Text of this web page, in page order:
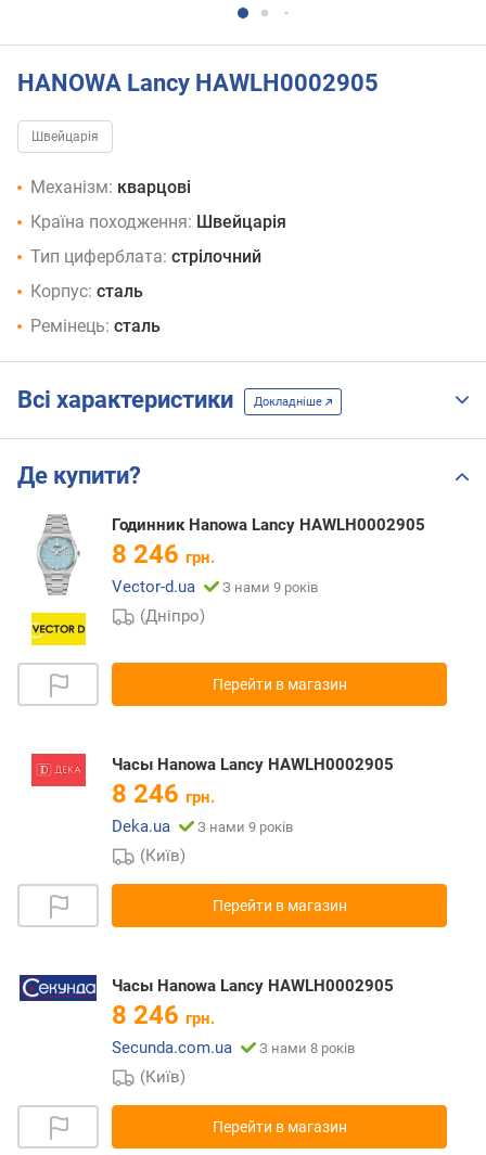
HANOWA Lancy HAWLH0002905
Швейцарія
Механізм: кварцові
Країна походження: Швейцарія
Тип циферблата: стрілочний
Корпус: сталь
Ремінець: сталь
Всі характеристики Докладніше
Де купити?
Годинник Hanowa Lancy HAWLH0002905
8 246 грн.
Vector-d.ua
З нами 9 років
(Дніпро)
Перейти в магазин
Часы Hanowa Lancy HAWLH0002905
8 246 грн.
Deka.ua
З нами 9 років
(Київ)
Перейти в магазин
Часы Hanowa Lancy HAWLH0002905
8 246 грн.
Secunda.com.ua
З нами 8 років
(Київ)
Перейти в магазин